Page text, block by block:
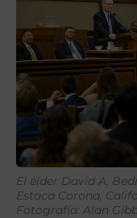
El élder David A.
Estaca Corona,
Fotografía: Alan